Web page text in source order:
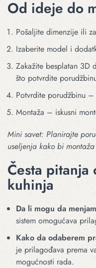
Od ideje do
Pošaljite dimenzije ili
Izaberite model i
Zakažite besplatan 3D
što potvrdite
Potvrdite porudžbinu
Montaža – iskusni
Mini savet: Planirajte
useljenja kako bi
Česta pitanja
kuhinja
Da li mogu da
sistem omogućava
Kako da odaberem
je prilagođava prema
mogućnosti rada.